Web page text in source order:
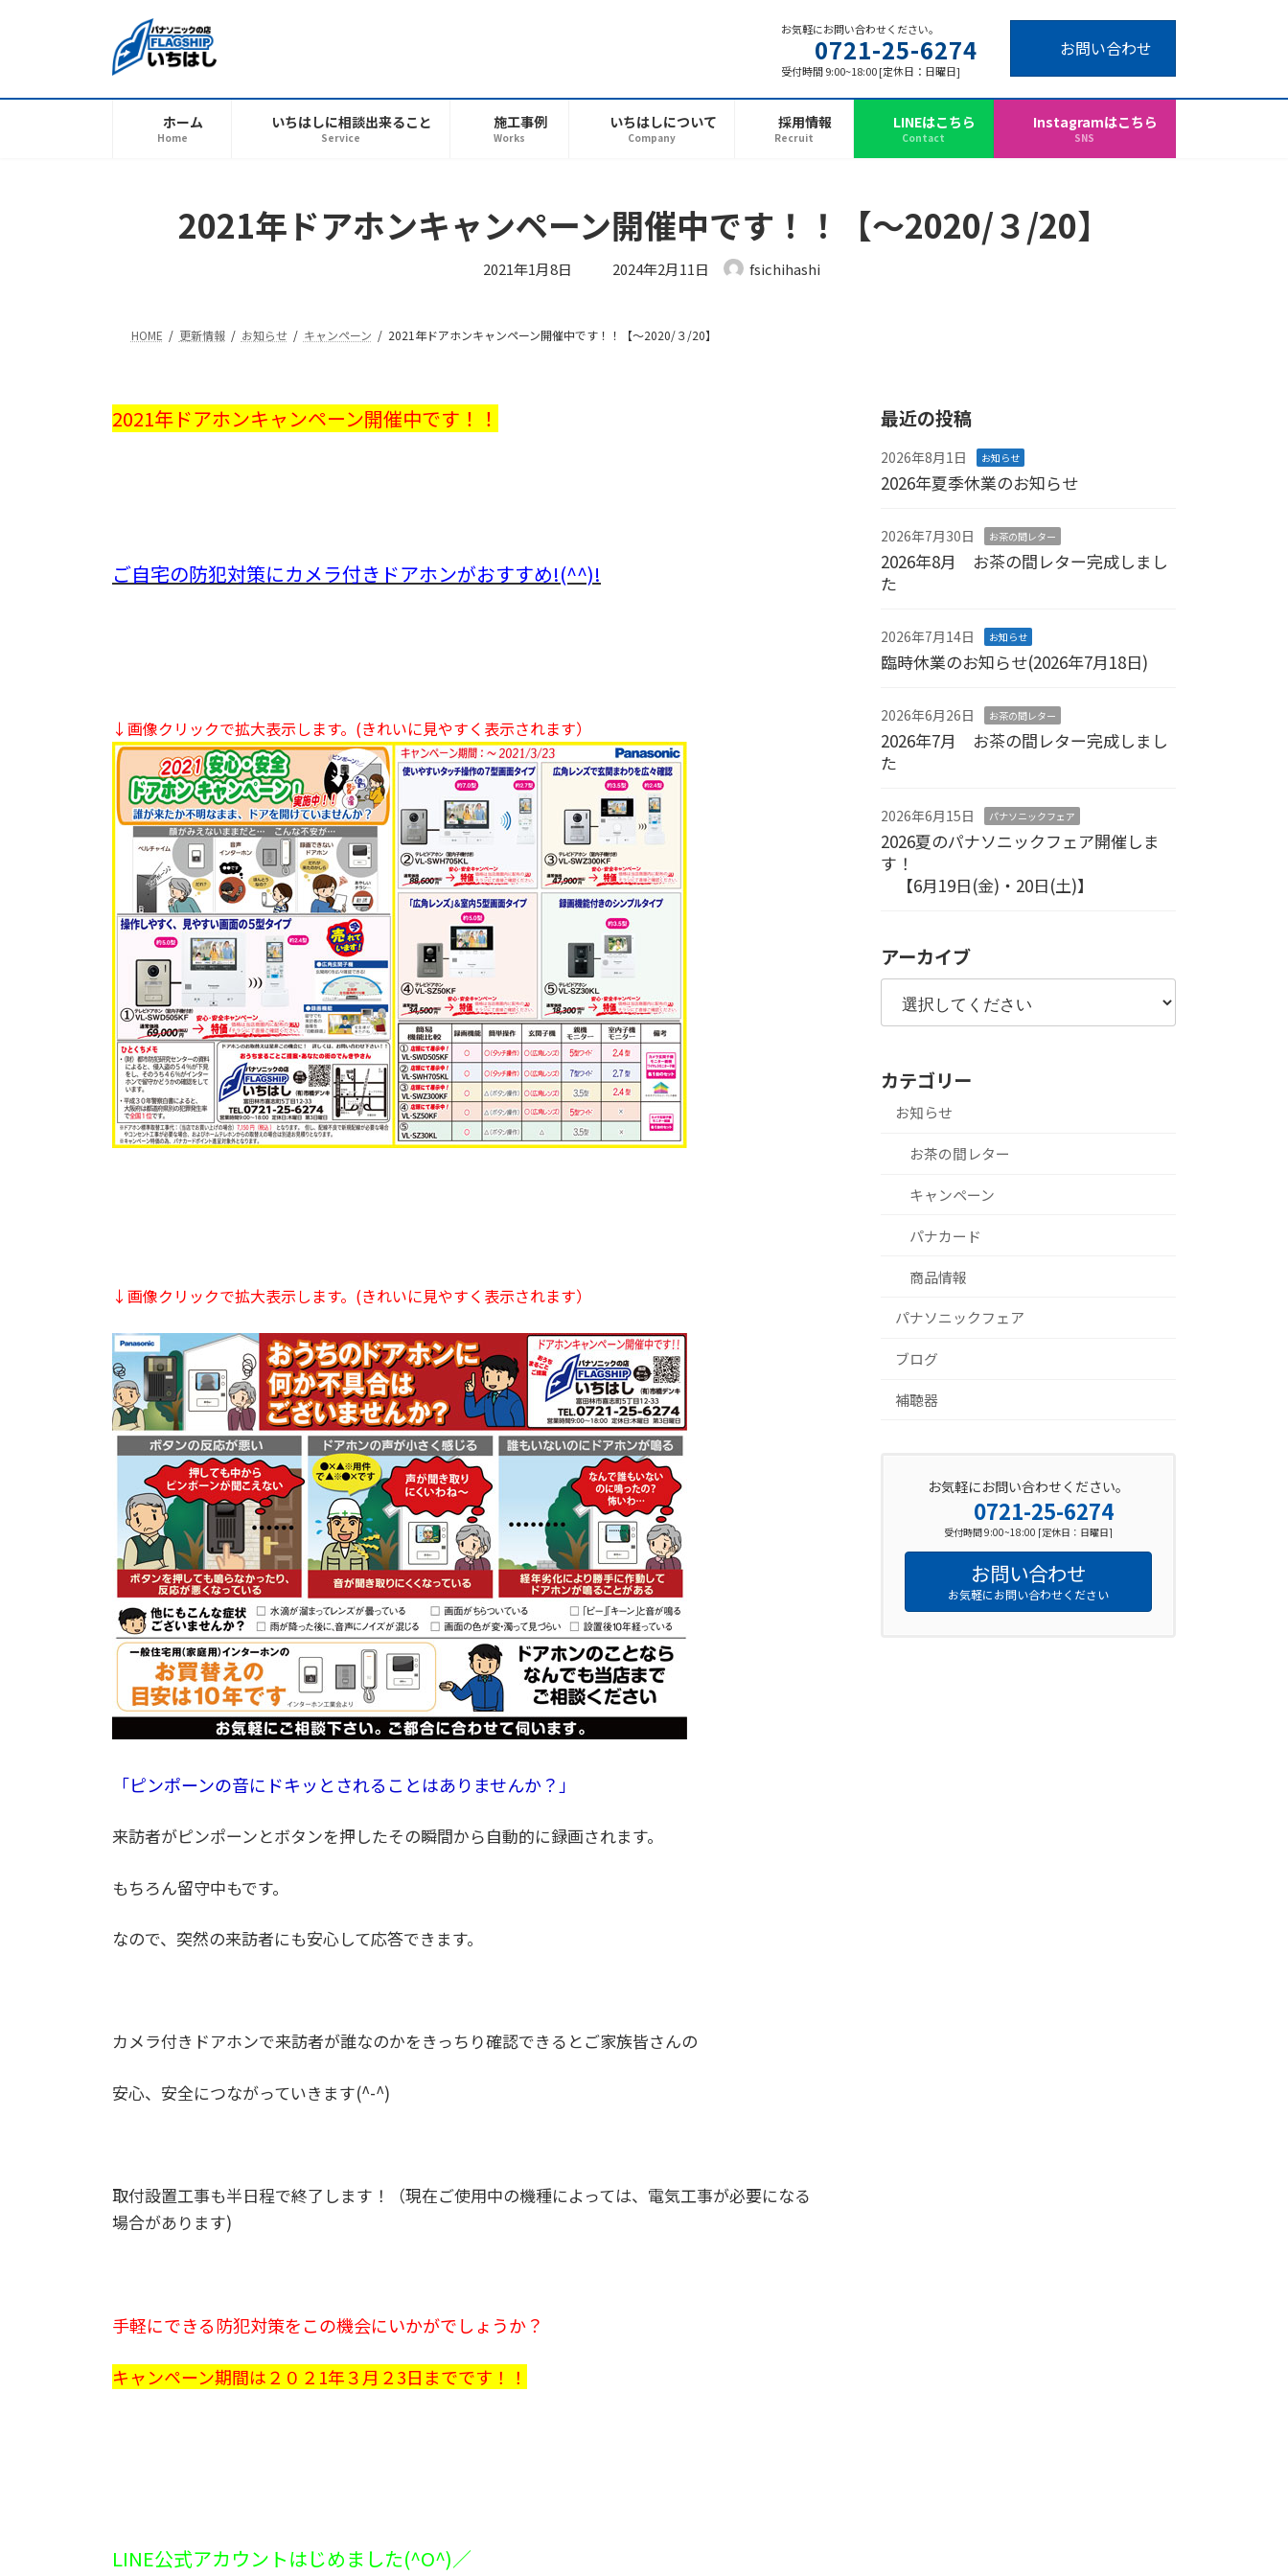
ツ
シ
お気軽にお問い合わせください。
0721-25-6274
受付時間 9:00~18:00 [定休日：日曜日]
お問い合わせ
ホーム
Home
いちはしに相談出来ること
Service
施工事例
Works
いちはしについて
Company
採用情報
Recruit
LINEはこちら
Contact
Instagramはこちら
SNS
2021年ドアホンキャンペーン開催中です！！【～2020/３/20】
2021年1月8日 最
終
時
2024年2月11日 fsichihashi
HOME 更新情報 お知らせ キャンペーン 2021年ドアホンキャンペーン開催中です！！【～2020/３/20】
2021年ドアホンキャンペーン開催中です！！
ご自宅の防犯対策にカメラ付きドアホンがおすすめ!(^^)!
↓画像クリックで拡大表示します。(きれいに見やすく表示されます）
↓画像クリックで拡大表示します。(きれいに見やすく表示されます）
「ピンポーンの音にドキッとされることはありませんか？」
来訪者がピンポーンとボタンを押したその瞬間から自動的に録画されます。
もちろん留守中もです。
なので、突然の来訪者にも安心して応答できます。
カメラ付きドアホンで来訪者が誰なのかをきっちり確認できるとご家族皆さんの
安心、安全につながっていきます(^-^)
取付設置工事も半日程で終了します！（現在ご使用中の機種によっては、電気工事が必要になる
場合があります)
手軽にできる防犯対策をこの機会にいかがでしょうか？
キャンペーン期間は２０２1年３月２3日までです！！
LINE公式アカウントはじめました(^O^)／
最近の投稿
2026年8月1日 お知らせ
2026年夏季休業のお知らせ
2026年7月30日 お茶の間レター
2026年8月 お茶の間レター完成しまし
た
2026年7月14日 お知らせ
臨時休業のお知らせ(2026年7月18日)
2026年6月26日 お茶の間レター
2026年7月 お茶の間レター完成しまし
た
2026年6月15日 パナソニックフェア
2026夏のパナソニックフェア開催しま
す！
【6月19日(金)・20日(土)】
アーカイブ
カテゴリー
お知らせ
お茶の間レター
キャンペーン
パナカード
商品情報
パナソニックフェア
ブログ
補聴器
お気軽にお問い合わせください。
0721-25-6274
受付時間 9:00~18:00 [定休日：日曜日]
お問い合わせ
お気軽にお問い合わせください